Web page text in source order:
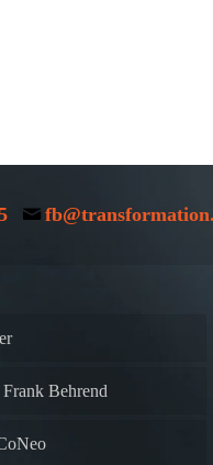
Behrend